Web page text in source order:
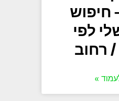
חיפוש
לפי
רחוב
»